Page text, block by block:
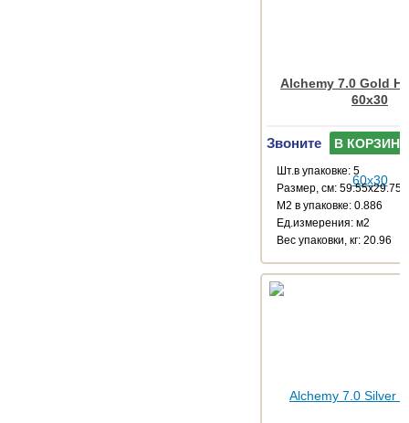
Alchemy 7.0 Gold
60x30
Звоните В КОРЗИНУ
Шт.в упаковке: 5
Размер, см: 59.55x29.75
М2 в упаковке: 0.886
Ед.измерения: м2
Веc упаковки, кг: 20.96